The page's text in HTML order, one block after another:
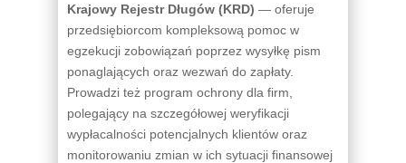
Krajowy Rejestr Długów (KRD) — oferuje
przedsiębiorcom kompleksową pomoc w
egzekucji zobowiązań poprzez wysyłkę pism
ponaglających oraz wezwań do zapłaty.
Prowadzi też program ochrony dla firm,
polegający na szczegółowej weryfikacji
wypłacalności potencjalnych klientów oraz
monitorowaniu zmian w ich sytuacji finansowej